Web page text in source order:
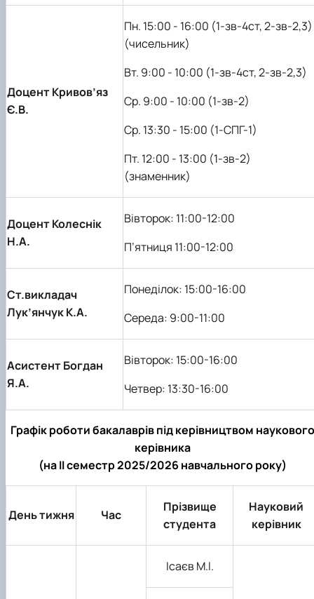
Доцент Кривов’яз
Є.В.
Пн. 15:00 - 16:00 (1-зв-4ст, 2-зв-2,3)
(чисельник)
Вт. 9:00 - 10:00 (1-зв-4ст, 2-зв-2,3)
Ср. 9:00 - 10:00 (1-зв-2)
Ср. 13:30 - 15:00 (1-СПГ-1)
Пт. 12:00 - 13:00 (1-зв-2)
(знаменник)
Доцент Колеснік
Н.А.
Вівторок: 11:00-12:00
П’ятниця 11:00-12:00
Ст.викладач
Лук’янчук К.А.
Понеділок: 15:00-16:00
Середа: 9:00-11:00
Асистент Богдан
Я.А.
Вівторок: 15:00-16:00
Четвер: 13:30-16:00
Графік роботи бакалаврів під керівництвом наукового
керівника
(на ІІ семестр 2025/2026 навчального року)
День тижня Час
Прізвище
студента
Науковий
керівник
Ісаєв М.І.